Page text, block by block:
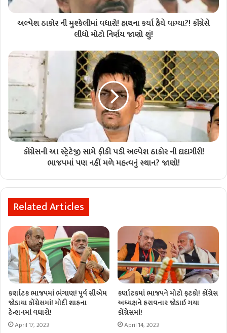
અલ્પેશ ઠાકોર ની મુશ્કેલીમાં વધારો! હાથના કર્યા હૈયે વાગ્યા?! કોંગ્રેસે
લીધો મોટો નિર્ણય જાણો શું!
કોંગ્રેસની આ સ્ટ્રેટેજી સામે ફીકી પડી અલ્પેશ ઠાકોર ની દાદાગીરી!
ભાજપમાં પણ નહીં મળે મહત્વનું સ્થાન? જાણો!
Related Articles
કર્ણાટક ભાજપમાં ભંગાણ! પૂર્વ સીએમ
જોડાયા કોંગ્રેસમાં! મોદી શાહના
ટેન્શનમાં વધારો!
April 17, 2023
કર્ણાટકમાં ભાજપને મોટો ફટકો! કોંગ્રેસ
અધ્યક્ષને હરાવનાર જોડાઇ ગયા
કોંગ્રેસમાં!
April 14, 2023